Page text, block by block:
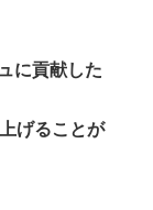
に貢献した
げることが